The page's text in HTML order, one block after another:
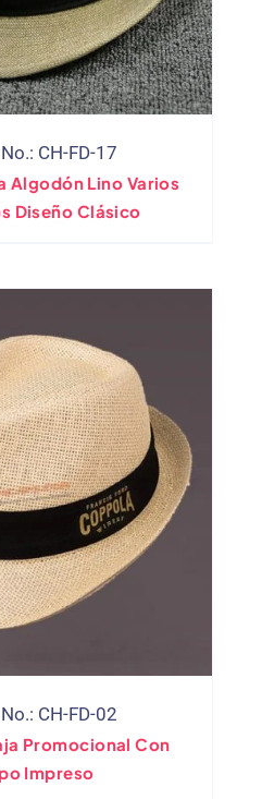
CH-FD-17
Algodón Lino Varios
Diseño Clásico
CH-FD-02
Promocional Con
Impreso